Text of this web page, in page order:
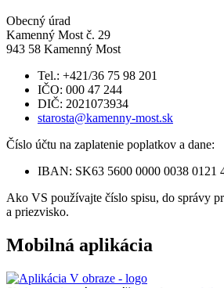
Obecný úrad
Kamenný Most č. 29
943 58 Kamenný Most
Tel.: +421/36 75 98 201
IČO: 000 47 244
DIČ: 2021073934
starosta@kamenny-most.sk
Číslo účtu na zaplatenie poplatkov a dane:
IBAN: SK63 5600 0000 0038 0121
Ako VS používajte číslo spisu, do správy
a priezvisko.
Mobilná aplikácia